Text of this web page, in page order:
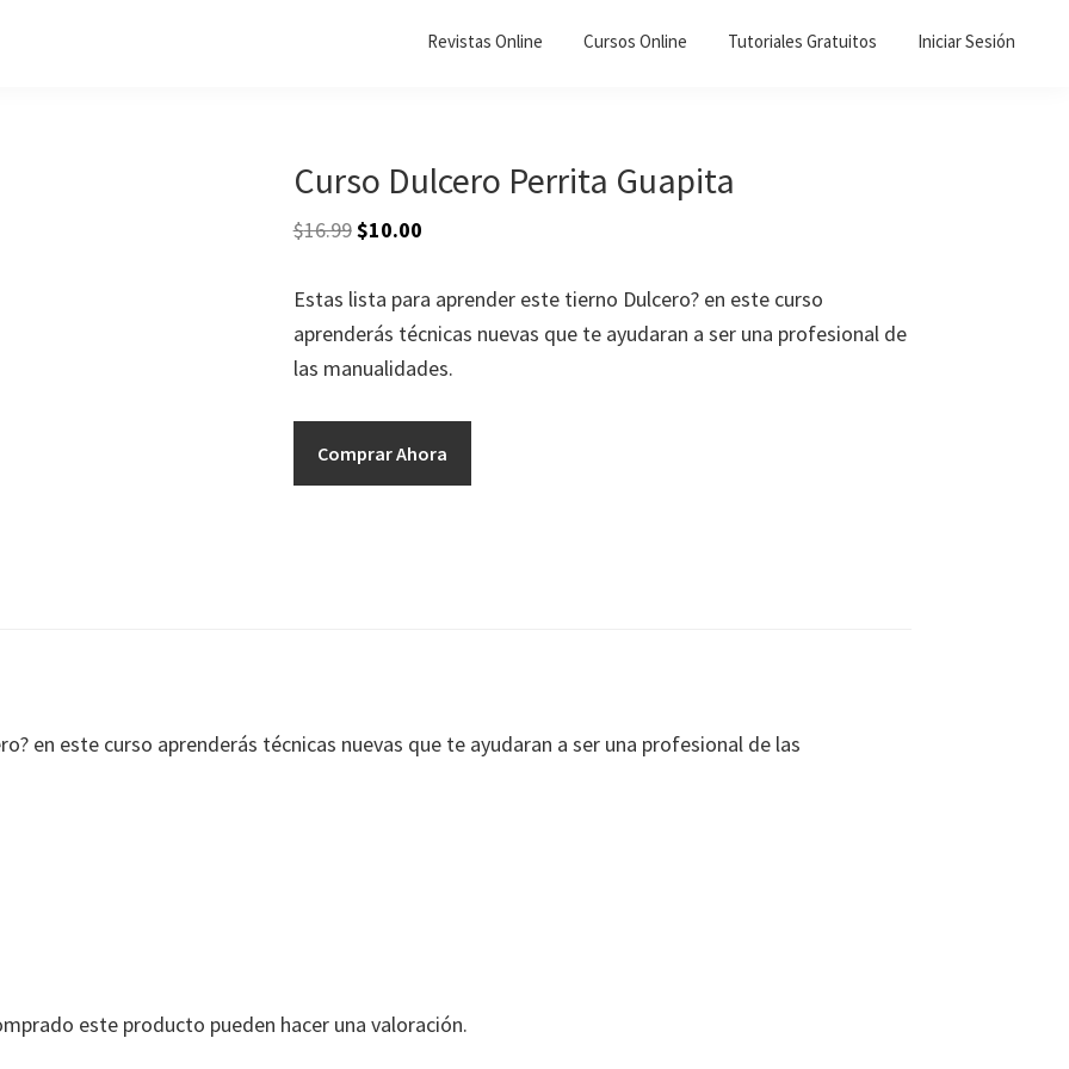
Revistas Online Cursos Online Tutoriales Gratuitos Iniciar Sesión
Curso Dulcero Perrita Guapita
$16.99El
original
era:
$16.99.
$10.00El
actual
es:
$10.00.
Estas lista para aprender este tierno Dulcero? en este curso
aprenderás técnicas nuevas que te ayudaran a ser una profesional de
las manualidades.
Dulcero
Comprar Ahora
en este curso aprenderás técnicas nuevas que te ayudaran a ser una profesional de las
este producto pueden hacer una valoración.